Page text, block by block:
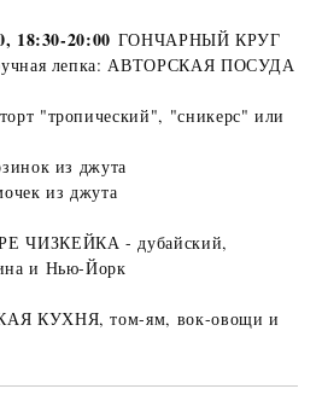
18:30-20:00 ГОНЧАРНЫЙ КРУГ
лепка: АВТОРСКАЯ ПОСУДА
"тропический", "сникерс" или
из джута
из джута
ЧИЗКЕЙКА - дубайский,
и Нью-Йорк
КУХНЯ, том-ям, вок-овощи и